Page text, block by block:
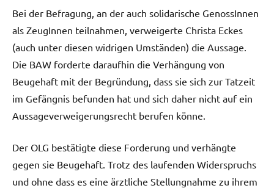
Bei der Befragung, an der auch solidarische GenossInnen
als ZeugInnen teilnahmen, verweigerte Christa Eckes
(auch unter diesen widrigen Umständen) die Aussage.
Die BAW forderte daraufhin die Verhängung von
Beugehaft mit der Begründung, dass sie sich zur Tatzeit
im Gefängnis befunden hat und sich daher nicht auf ein
Aussageverweigerungsrecht berufen könne.
Der OLG bestätigte diese Forderung und verhängte
gegen sie Beugehaft. Trotz des laufenden Widerspruchs
und ohne dass es eine ärztliche Stellungnahme zu ihrem